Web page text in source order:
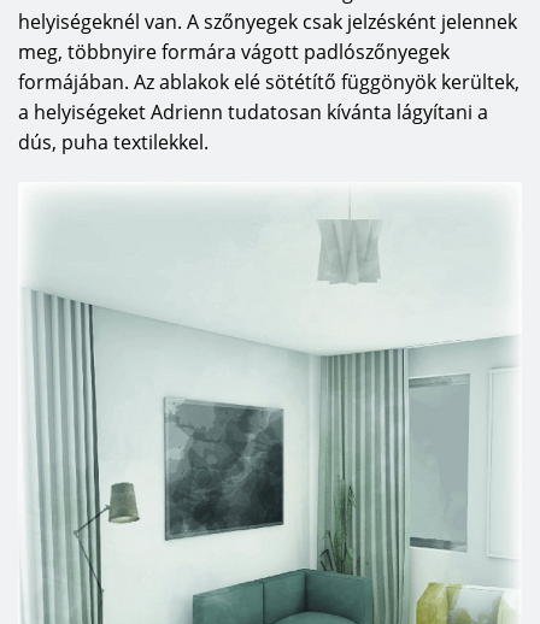
helyiségeknél van. A szőnyegek csak jelzésként jelennek
meg, többnyire formára vágott padlószőnyegek
formájában. Az ablakok elé sötétítő függönyök kerültek,
a helyiségeket Adrienn tudatosan kívánta lágyítani a
dús, puha textilekkel.